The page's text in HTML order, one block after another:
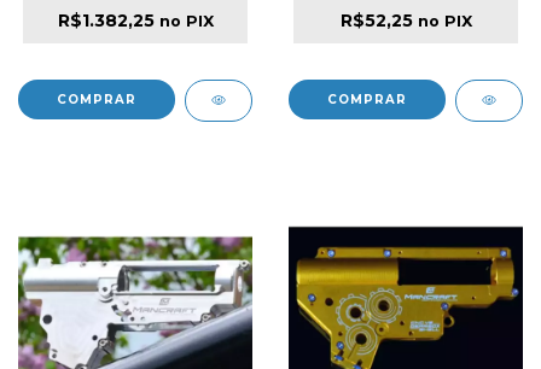
R$1.382,25 no PIX R$52,25 no PIX